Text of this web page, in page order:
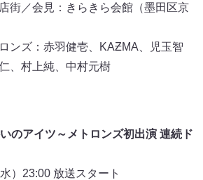
街／会見：きらきら会館（墨田区京
ンズ：赤羽健壱、KAƵMA、児玉智
、村上純、中村元樹
のアイツ～メトロンズ初出演 連続ド
）23:00 放送スタート